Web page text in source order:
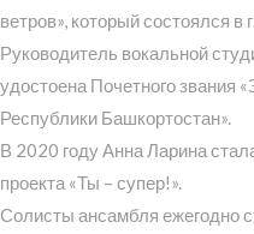
ветров», который состоялся в
Руководитель вокальной
удостоена Почетного звания
Республики Башкортостан».
В 2020 году Анна Ларина
проекта «Ты – супер!».
Солисты ансамбля ежегодно